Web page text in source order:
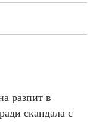
разпит в
скандала с